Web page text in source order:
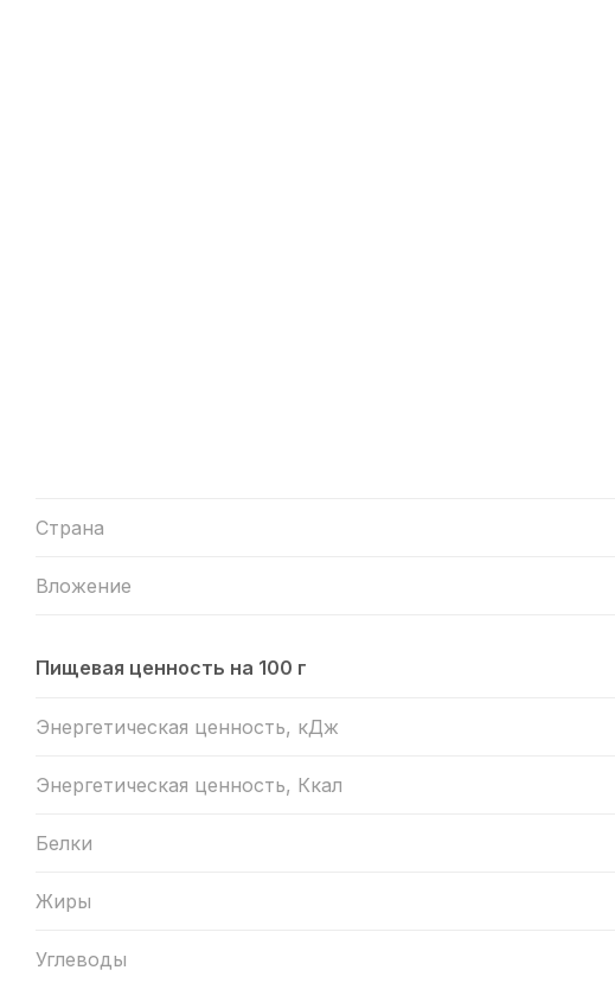
Страна
Вложение
Пищевая ценность на 100 г
Энергетическая ценность, кДж
Энергетическая ценность, Ккал
Белки
Жиры
Углеводы